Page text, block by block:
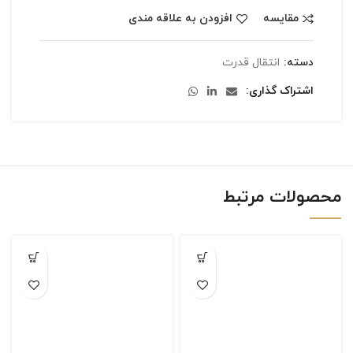
مقایسه افزودن به علاقه مندی
دسته: انتقال قدرت
اشتراک گذاری
محصولات مرتبط